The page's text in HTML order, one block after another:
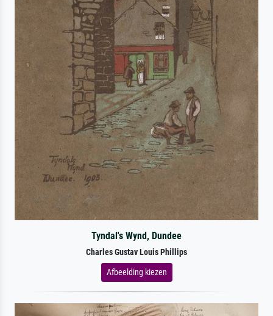
Tyndal's Wynd, Dundee
Charles Gustav Louis Phillips
Afbeelding kiezen